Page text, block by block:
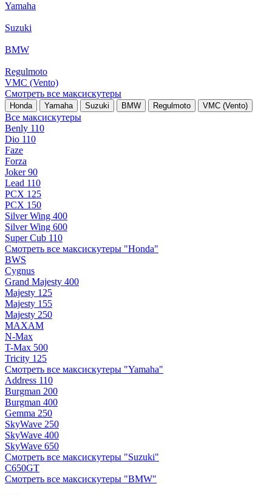
Yamaha
Suzuki
BMW
Regulmoto
VMC (Vento)
Смотреть все максискутеры
Honda Yamaha Suzuki BMW Regulmoto VMC (Vento)
Все максискутеры
Benly 110
Dio 110
Faze
Forza
Joker 90
Lead 110
PCX 125
PCX 150
Silver Wing 400
Silver Wing 600
Super Cub 110
Смотреть все максискутеры "Honda"
BWS
Cygnus
Grand Majesty 400
Majesty 125
Majesty 155
Majesty 250
MAXAM
N-Max
T-Max 500
Tricity 125
Смотреть все максискутеры "Yamaha"
Address 110
Burgman 200
Burgman 400
Gemma 250
SkyWave 250
SkyWave 400
SkyWave 650
Смотреть все максискутеры "Suzuki"
C650GT
Смотреть все максискутеры "BMW"